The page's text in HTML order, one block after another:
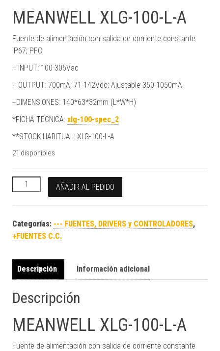
MEANWELL XLG-100-L-A
Fuente de alimentación con salida de corriente constante
IP67; PFC
+ INPUT: 100-305Vac
+ OUTPUT: 700mA; 71-142Vdc; Ajustable 350-1050mA
+DIMENSIONES: 140*63*32mm (L*W*H)
*FICHA TECNICA: xlg-100-spec_2
**STOCK HABITUAL: XLG-100-L-A
21 disponibles
MEANWELL XLG-100-L-A cantidad
AÑADIR AL PEDIDO
Categorías: --- FUENTES, DRIVERS y CONTROLADORES,
+FUENTES C.C.
Descripción Información adicional
Descripción
MEANWELL XLG-100-L-A
Fuente de alimentación con salida de corriente constante